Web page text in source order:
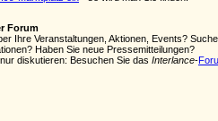
Forum
Ihre Veranstaltungen, Aktionen, Events?
Haben Sie neue Pressemitteilungen?
diskutieren: Besuchen Sie das Interlance-